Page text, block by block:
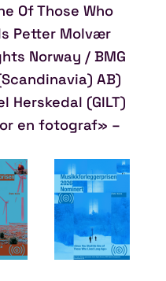
Of Those Who
Petter Molvær
Norway / BMG
AB)
Herskedal (GILT)
en fotograf» –